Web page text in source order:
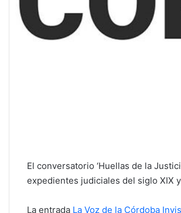
El conversatorio ‘Huellas de la
expedientes judiciales del siglo XIX
La entrada La Voz de la Córdoba